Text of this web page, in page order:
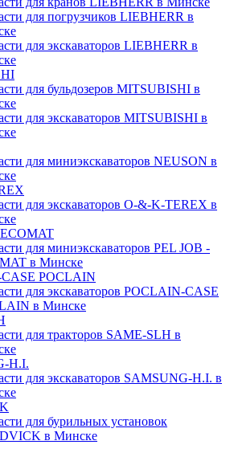
для погрузчиков LIEBHERR в
для экскаваторов LIEBHERR в
для бульдозеров MITSUBISHI в
для экскаваторов MITSUBISHI в
для миниэкскаваторов NEUSON в
для экскаваторов O-&-K-TEREX в
для миниэкскаваторов PEL JOB -
в Минске
POCLAIN
для экскаваторов POCLAIN-CASE
в Минске
для тракторов SAME-SLH в
H.I.
для экскаваторов SAMSUNG-H.I. в
для бурильных установок
в Минске